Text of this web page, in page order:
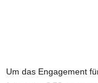
Um das Engagement